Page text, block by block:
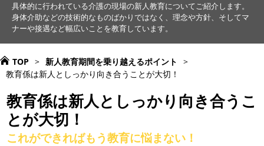
具体的に行われている介護の現場の新人教育についてご紹介します。
身体介助などの技術的なものばかりではなく、理念や方針、そしてマ
ナーや接遇など幅広いことを教育しています。
TOP > 新人教育期間を乗り越えるポイント
>
教育係は新人としっかり向き合うことが大切！
教育係は新人としっかり向き合うこ
とが大切！
これができればもう教育に悩まない！